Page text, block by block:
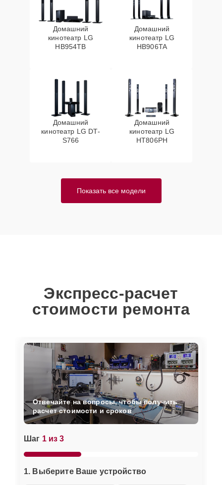
Домашний
кинотеатр LG
HB954TB
Домашний
кинотеатр LG
HB906TA
Домашний
кинотеатр LG DT-
S766
Домашний
кинотеатр LG
HT806PH
Показать все модели
Экспресс-расчет
стоимости ремонта
Шаг 1 из 3
1. Выберите Ваше устройство
Отвечайте на вопросы, чтобы получить
расчет стоимости и сроков